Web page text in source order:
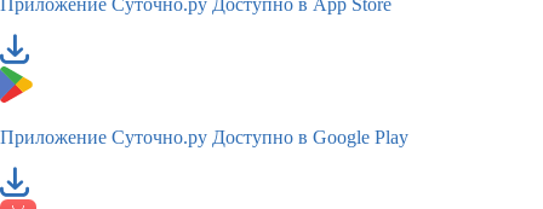
Приложение Суточно.ру Доступно в App Store
Приложение Суточно.ру Доступно в Google Play